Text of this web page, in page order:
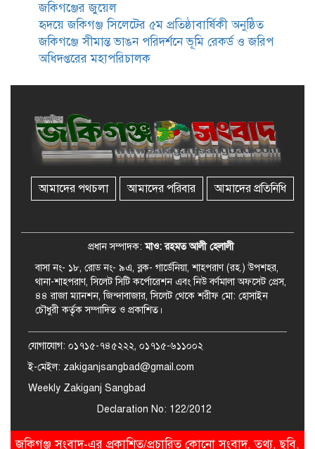
জকিগঞ্জে বালাউট ছাহেব বাড়ীর
উদ্যোগে দিনব্যাপী ফ্রি চক্ষু সেবা ক্যাম্প
জকিগঞ্জে সাজাপ্রাপ্ত আসামিসহ
রেলপথে যুক্ত হবে জকিগঞ্জ-কানাইঘাট,
শুরু হচ্ছে সম্ভাব্যতা সমীক্ষা
ছবি ঘিরে আলোচনা!
জকিগঞ্জের জুয়েল
হৃদয়ে জকিগঞ্জ সিলেটের ৫ম প্রতিষ্ঠাবার্ষিকী অনুষ্ঠিত
জকিগঞ্জে সীমান্ত ভাঙন পরিদর্শনে ভূমি রেকর্ড ও জরিপ
অধিদপ্তরের মহাপরিচালক
আমাদের পথচলা আমাদের পরিবার আমাদের প্রতিনিধি
প্রধান সম্পাদক:মাও: রহমত আলী হেলালী
বাসা নং- ১৮, রোড নং- ৯এ, ব্লক- গার্ডেনিয়া, শাহপরাণ (রহ.) উপশহর,
থানা-শাহপরাণ, সিলেট সিটি কর্পোরেশন এবং নিউ বর্ণমালা অফসেট প্রেস,
৪৪ রাজা ম্যানশন, জিন্দাবাজার, সিলেট থেকে শরীফ মো: হোসাইন
চৌধুরী কর্তৃক সম্পাদিত ও প্রকাশিত।
যোগাযোগ: ০১৭১৫-৭৪৫২২২, ০১৭১৫-৬১১০০২
ই-মেইল: zakiganjsangbad@gmail.com
Weekly Zakiganj Sangbad
Declaration No: 122/2012
জকিগঞ্জ সংবাদ-এর প্রকাশিত/প্রচারিত কোনো সংবাদ, তথ্য, ছবি,